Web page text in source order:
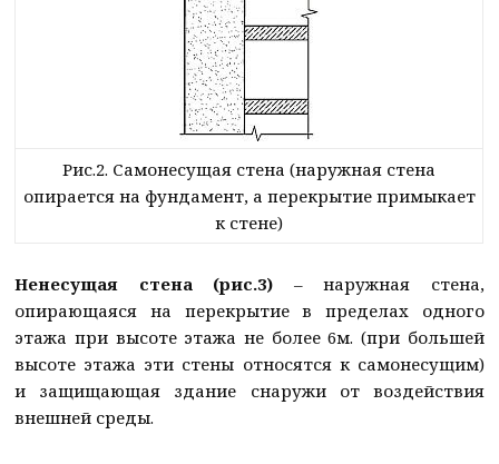
Рис.2. Самонесущая стена (наружная стена
опирается на фундамент, а перекрытие примыкает
к стене)
Ненесущая стена (рис.3) – наружная стена,
опирающаяся на перекрытие в пределах одного
этажа при высоте этажа не более 6м. (при большей
высоте этажа эти стены относятся к самонесущим)
и защищающая здание снаружи от воздействия
внешней среды.